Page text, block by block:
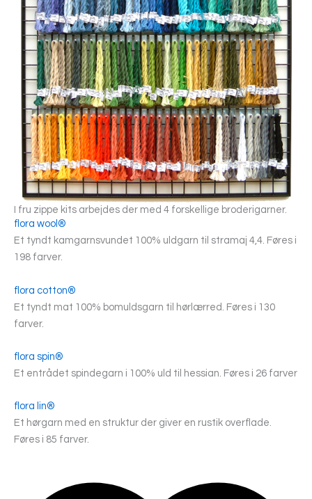
I fru zippe kits arbejdes der med 4 forskellige broderigarner.
flora wool®
Et tyndt kamgarnsvundet 100% uldgarn til stramaj 4,4. Føres i
198 farver.
flora cotton®
Et tyndt mat 100% bomuldsgarn til hørlærred. Føres i 130
farver.
flora spin®
Et entrådet spindegarn i 100% uld til hessian. Føres i 26 farver
flora lin®
Et hørgarn med en struktur der giver en rustik overflade.
Føres i 85 farver.